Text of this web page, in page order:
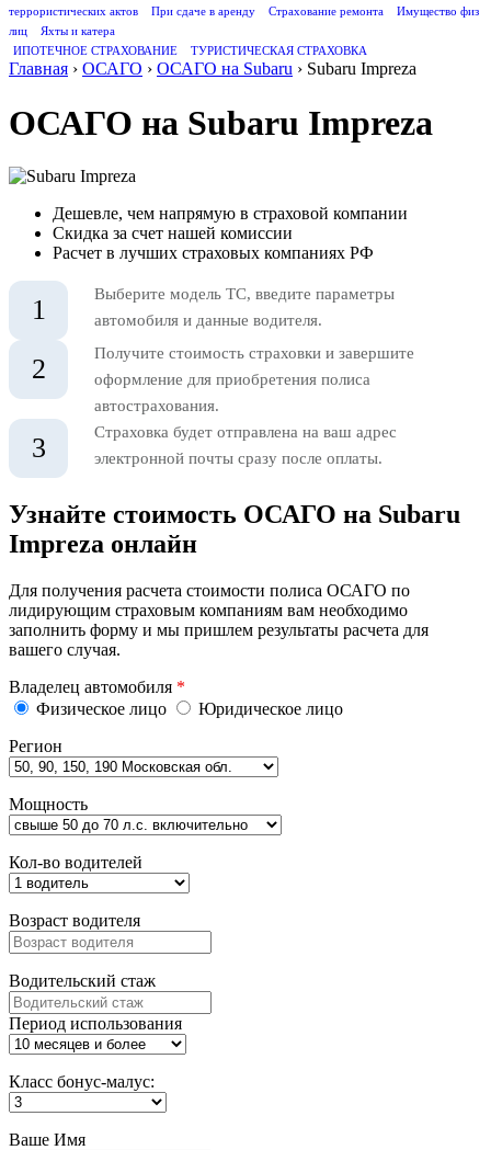
террористических актов
При сдаче в аренду Страхование ремонта
Имущество физ
лиц
Яхты и катера
ИПОТЕЧНОЕ СТРАХОВАНИЕ
ТУРИСТИЧЕСКАЯ СТРАХОВКА
Главная › ОСАГО › ОСАГО на Subaru › Subaru Impreza
ОСАГО на Subaru Impreza
Дешевле, чем напрямую в страховой компании
Скидка за счет нашей комиссии
Расчет в лучших страховых компаниях РФ
1
Выберите модель ТС, введите параметры
автомобиля и данные водителя.
2
Получите стоимость страховки и завершите
оформление для приобретения полиса
автострахования.
3
Страховка будет отправлена на ваш адрес
электронной почты сразу после оплаты.
Узнайте стоимость ОСАГО на Subaru
Impreza онлайн
Для получения расчета стоимости полиса ОСАГО по
лидирующим страховым компаниям вам необходимо
заполнить форму и мы пришлем результаты расчета для
вашего случая.
Владелец автомобиля *
Физическое лицо
Юридическое лицо
Регион
Мощность
Кол-во водителей
Возраст водителя
Водительский стаж
Период использования
Класс бонус-малус:
Ваше Имя